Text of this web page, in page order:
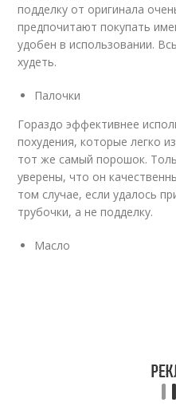
подделку от оригинала
предпочитают покупать
удобен в использовании.
худеть.
Палочки
Гораздо эффективнее
похудения, которые легко
тот же самый порошок.
уверены, что он
том случае, если удалось
трубочки, а не подделку.
Масло